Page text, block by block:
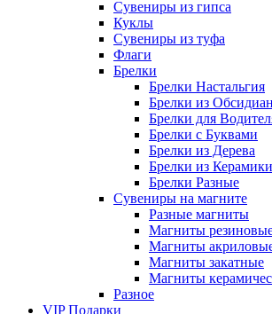
Сувениры из гипса
Куклы
Сувениры из туфа
Флаги
Брелки
Брелки Настальгия
Брелки из
Брелки для
Брелки с Буквами
Брелки из Дерева
Брелки из Керамики
Брелки Разные
Сувениры на магните
Разные магниты
Магниты
Магниты
Магниты закатные
Магниты
Разное
VIP Подарки